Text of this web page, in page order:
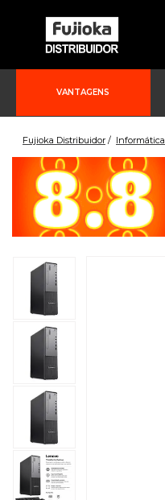
VANTAGENS
Fujioka Distribuidor Informática